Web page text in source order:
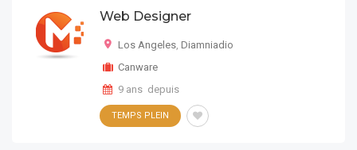
Web Designer
Los Angeles, Diamniadio
Canware
9 ans depuis
TEMPS PLEIN